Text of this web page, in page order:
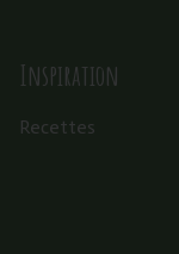
Inspiration
Recettes